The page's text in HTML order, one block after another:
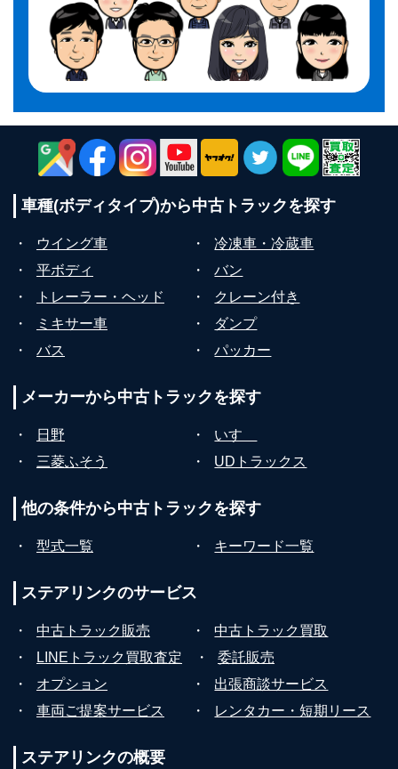
車種(ボディタイプ)から中古トラックを探す
・ ウイング車 ・
冷凍車・冷蔵車
・
平ボディ ・
バン
・
トレーラー・ヘッド ・
クレーン付き
・
ミキサー車 ・
ダンプ
・
バス ・ パッカー
メーカーから中古トラックを探す
・ 日野 ・
いすゞ
・
三菱ふそう ・ UDトラックス
他の条件から中古トラックを探す
・ 型式一覧 ・ キーワード一覧
ステアリンクのサービス
・ 中古トラック販売 ・
中古トラック買取
・
LINEトラック買取査定 ・
委託販売
・
オプション ・
出張商談サービス
・
車両ご提案サービス ・ レンタカー・短期リース
ステアリンクの概要